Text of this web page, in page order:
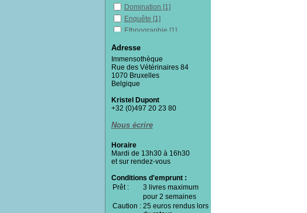
Domination [1]
Enquête [1]
Ethnographie [1]
Humour
Riches[1]
Sociologie
Fictions[1]
Adresse
Immensothèque
Rue des Vétérinaires 84
1070 Bruxelles
Belgique
Kristel Dupont
+32 (0)497 20 23 80
Nous écrire
Horaire
Mardi de 13h30 à 16h30
et sur rendez-vous
Conditions d'emprunt :
Prêt :
3 livres maximum
pour 2 semaines
Caution : 25 euros rendus lors